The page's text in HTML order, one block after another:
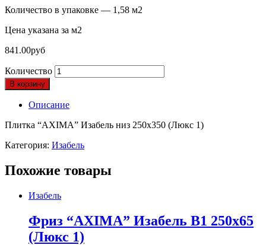
Количество в упаковке — 1,58 м2
Цена указана за м2
841.00руб
Количество
В корзину
Описание
Плитка “AXIMA” Изабель низ 250х350 (Люкс 1)
Категория: Изабель
Похожие товары
Изабель
Фриз “AXIMA” Изабель B1 250х65
(Люкс 1)